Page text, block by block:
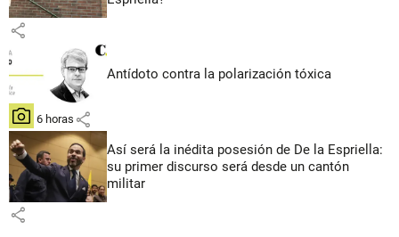
share
Antídoto contra la polarización tóxica
hace 6 horas share
Así será la inédita posesión de De la Espriella:
su primer discurso será desde un cantón
militar
share